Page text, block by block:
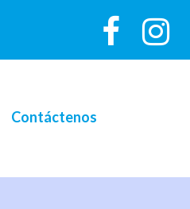
Contáctenos